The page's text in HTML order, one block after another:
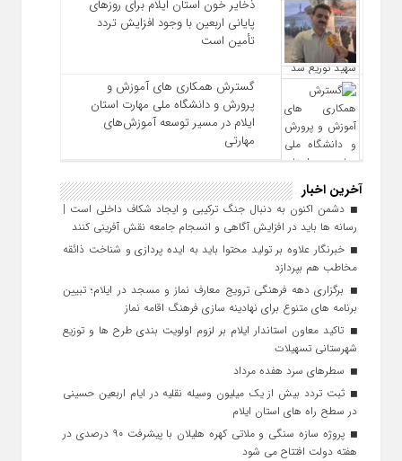
ذخایر خون استان ایلام برای روزهای
پایانی اربعین با وجود افزایش تردد
تأمین است
گسترش همکاری‌ های آموزش و
پرورش و دانشگاه ملی مهارت استان
ایلام در مسیر توسعه آموزش‌های
مهارتی
آخرین اخبار
دشمن اکنون به دنبال جنگ ترکیبی و ایجاد شکاف داخلی است |
رسانه‌ ها باید در افزایش آگاهی و انسجام جامعه نقش‌ آفرینی کنند
خبرنگار علاوه بر تولید محتوا باید به ایده‌ پردازی و شناخت ذائقه
مخاطب هم بپردازد
برگزاری دهه فرهنگی ترویج معارف نماز و مسجد در ایلام؛ تبیین
برنامه‌ های متنوع برای نهادینه‌ سازی فرهنگ اقامه نماز
تاکید معاون استاندار ایلام بر لزوم اولویت‌ بندی طرح‌ ها و توزیع
شهرستانی تسهیلات
سطرهای سرد هفده مرداد
ثبت تردد بیش از یک میلیون وسیله نقلیه در ایام اربعین حسینی
در سطح راه‌ های استان ایلام
پروژه سازه سنگی و ملاتی کهره هلیلان با پیشرفت ۹۰ درصدی در
هفته دولت افتتاح می شود